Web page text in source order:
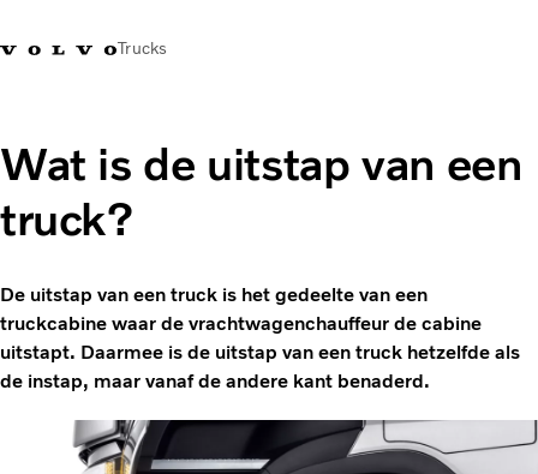
Trucks
Transportoplossingen
CO2-reductie
Truck Builder
Services
Dealer locator
Nieuws
Over ons
Wat is de uitstap van een
truck?
De uitstap van een truck is het gedeelte van een
truckcabine waar de vrachtwagenchauffeur de cabine
uitstapt. Daarmee is de uitstap van een truck hetzelfde als
de instap, maar vanaf de andere kant benaderd.